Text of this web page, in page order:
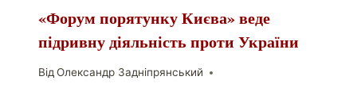
«Форум порятунку Києва» веде
підривну діяльність проти України
ВідОлександр Задніпрянський